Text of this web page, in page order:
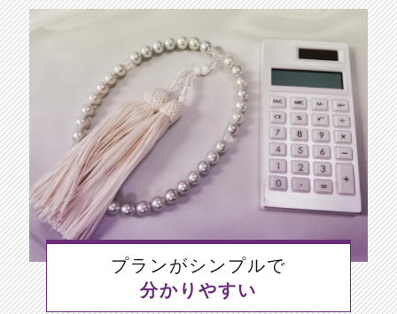
プランがシンプルで
分かりやすい